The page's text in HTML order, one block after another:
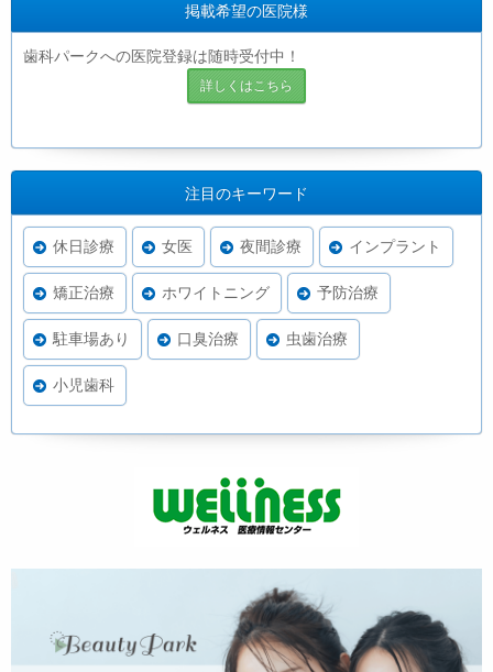
掲載希望の医院様
歯科パークへの医院登録は随時受付中！
詳しくはこちら
注目のキーワード
休日診療 女医 夜間診療 インプラント
矯正治療 ホワイトニング 予防治療
駐車場あり 口臭治療 虫歯治療
小児歯科